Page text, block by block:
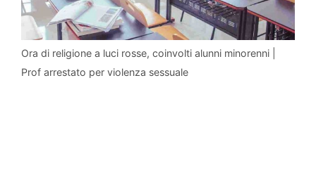
Ora di religione a luci rosse, coinvolti alunni minorenni |
Prof arrestato per violenza sessuale